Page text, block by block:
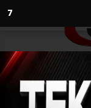
6
Anasayfa